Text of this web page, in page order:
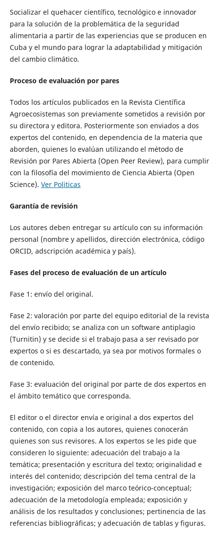
Socializar el quehacer científico, tecnológico e innovador
para la solución de la problemática de la seguridad
alimentaria a partir de las experiencias que se producen en
Cuba y el mundo para lograr la adaptabilidad y mitigación
del cambio climático.
Proceso de evaluación por pares
Todos los artículos publicados en la Revista Científica
Agroecosistemas son previamente sometidos a revisión por
su directora y editora. Posteriormente son enviados a dos
expertos del contenido, en dependencia de la materia que
aborden, quienes lo evalúan utilizando el método de
Revisión por Pares Abierta (Open Peer Review), para cumplir
con la filosofía del movimiento de Ciencia Abierta (Open
Science). Ver Politicas
Garantía de revisión
Los autores deben entregar su artículo con su información
personal (nombre y apellidos, dirección electrónica, código
ORCID, adscripción académica y país).
Fases del proceso de evaluación de un artículo
Fase 1: envío del original.
Fase 2: valoración por parte del equipo editorial de la revista
del envío recibido; se analiza con un software antiplagio
(Turnitin) y se decide si el trabajo pasa a ser revisado por
expertos o si es descartado, ya sea por motivos formales o
de contenido.
Fase 3: evaluación del original por parte de dos expertos en
el ámbito temático que corresponda.
El editor o el director envía e original a dos expertos del
contenido, con copia a los autores, quienes conocerán
quienes son sus revisores. A los expertos se les pide que
consideren lo siguiente: adecuación del trabajo a la
temática; presentación y escritura del texto; originalidad e
interés del contenido; descripción del tema central de la
investigación; exposición del marco teórico-conceptual;
adecuación de la metodología empleada; exposición y
análisis de los resultados y conclusiones; pertinencia de las
referencias bibliográficas; y adecuación de tablas y figuras.